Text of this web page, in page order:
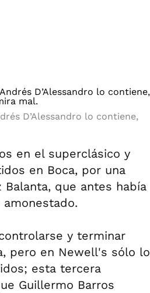
D’Alessandro lo contiene,
en el superclásico y
en Boca, por una
que antes había
y terminar
pero en Newell's sólo lo
esta tercera
Guillermo Barros